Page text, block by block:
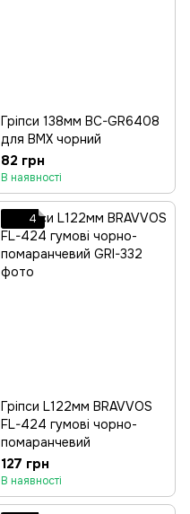
Гріпси 138мм BC-GR6408
для BMX чорний
82 грн
В наявності
4
Гріпси L122мм BRAVVOS
FL-424 гумові чорно-
помаранчевий
127 грн
В наявності